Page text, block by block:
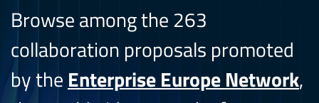
Browse among the 263
collaboration proposals promoted
by the Enterprise Europe Network,